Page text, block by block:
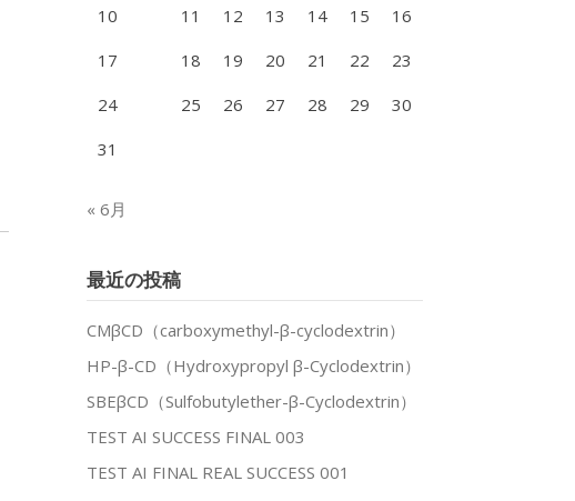
10
11 12 13 14 15
16
17
18 19 20 21 22
23
24
25 26 27 28 29
30
31
« 6月
最近の投稿
CMβCD（carboxymethyl-β-cyclodextrin）
HP-β-CD（Hydroxypropyl β-Cyclodextrin）
SBEβCD（Sulfobutylether-β-Cyclodextrin）
TEST AI SUCCESS FINAL 003
TEST AI FINAL REAL SUCCESS 001